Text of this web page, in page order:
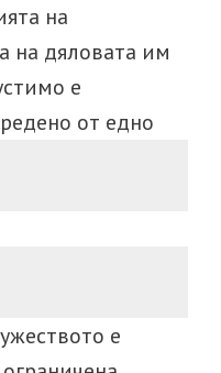
на
на дяловата им
е
от едно
е